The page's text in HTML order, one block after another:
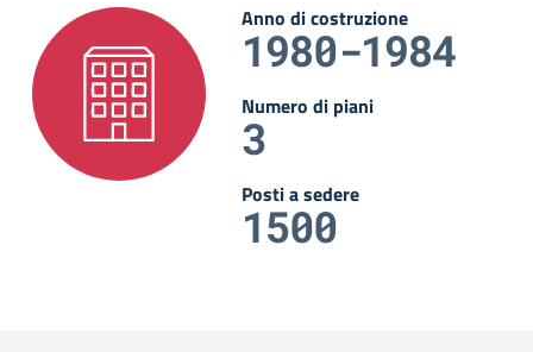
Anno di costruzione
1980-1984
Numero di piani
3
Posti a sedere
1500